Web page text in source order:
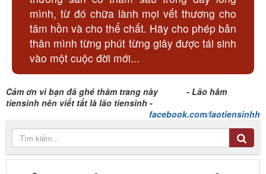
mình, từ đó chữa lành mọi vết thương cho
tâm hồn và cho thể chất. Hãy cho phép bản
thân mình từng phút từng giây được tái sinh
vào một cuộc đời mới...
Cảm ơn vì bạn đã ghé thăm trang này - Lão hâm
tiensinh nên viết tắt là lão tiensinh -
facebook.com/laotiensinhh